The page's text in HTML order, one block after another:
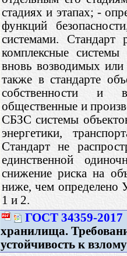
стадиях и этапах; -
функций
системами.
комплексные системы
вновь возводимых
также в стандарте
собственности и
общественные и
СБЗС системы
энергетики,
Стандарт не
единственной
снижение риска на
ниже, чем определено
1 и 2.
ГОСТ 34359-2017
хранилища.
устойчивость к взлому